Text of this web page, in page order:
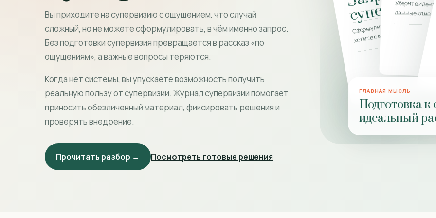
Вы приходите на супервизию с ощущением, что случай
сложный, но не можете сформулировать, в чём именно запрос.
Без подготовки супервизия превращается в рассказ «по
ощущениям», а важные вопросы теряются.
Когда нет системы, вы упускаете возможность получить
реальную пользу от супервизии. Журнал супервизии помогает
приносить обезличенный материал, фиксировать решения и
проверять внедрение.
Прочитать разбор → Посмотреть готовые решения
Сформулируйте, что именно
хотите разобрать
Уберите
данные
ГЛАВНАЯ МЫСЛЬ
Подготовка
идеальный